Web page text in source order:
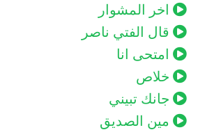
اخر المشوار
قال الفتي ناصر
امتحى انا
خلاص
جانك تبيني
مين الصديق